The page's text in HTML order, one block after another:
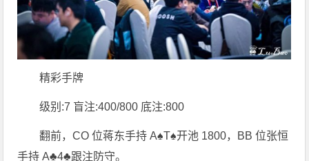
精彩手牌
级别:7 盲注:400/800 底注:800
翻前，CO 位蒋东手持 A♠T♠开池 1800，BB 位张恒
手持 A♣4♣跟注防守。